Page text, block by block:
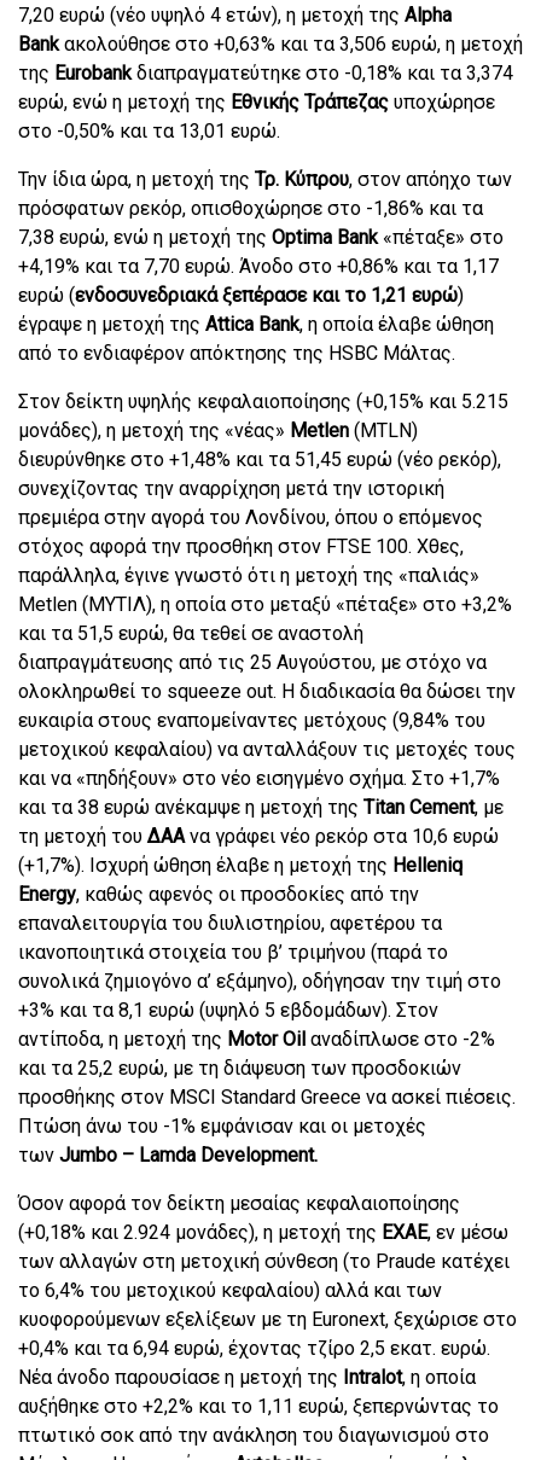
7,20 ευρώ (νέο υψηλό 4 ετών), η μετοχή της Alpha
Bankακολούθησε στο +0,63% και τα 3,506 ευρώ, η μετοχή
της Eurobankδιαπραγματεύτηκε στο -0,18% και τα 3,374
ευρώ, ενώ η μετοχή της Εθνικής Τράπεζας υποχώρησε
στο -0,50% και τα 13,01 ευρώ.
Την ίδια ώρα, η μετοχή της Τρ. Κύπρου, στον απόηχο των
πρόσφατων ρεκόρ, οπισθοχώρησε στο -1,86% και τα
7,38 ευρώ, ενώ η μετοχή της Optima Bank«πέταξε» στο
+4,19% και τα 7,70 ευρώ. Άνοδο στο +0,86% και τα 1,17
ευρώ (ενδοσυνεδριακά ξεπέρασε και το 1,21 ευρώ)
έγραψε η μετοχή της Attica Bank, η οποία έλαβε ώθηση
από το ενδιαφέρον απόκτησης της HSBC Μάλτας.
Στον δείκτη υψηλής κεφαλαιοποίησης (+0,15% και 5.215
μονάδες), η μετοχή της «νέας» Metlen (MTLN)
διευρύνθηκε στο +1,48% και τα 51,45 ευρώ (νέο ρεκόρ),
συνεχίζοντας την αναρρίχηση μετά την ιστορική
πρεμιέρα στην αγορά του Λονδίνου, όπου ο επόμενος
στόχος αφορά την προσθήκη στον FTSE 100. Χθες,
παράλληλα, έγινε γνωστό ότι η μετοχή της «παλιάς»
Metlen (ΜΥΤΙΛ), η οποία στο μεταξύ «πέταξε» στο +3,2%
και τα 51,5 ευρώ, θα τεθεί σε αναστολή
διαπραγμάτευσης από τις 25 Αυγούστου, με στόχο να
ολοκληρωθεί το squeeze out. Η διαδικασία θα δώσει την
ευκαιρία στους εναπομείναντες μετόχους (9,84% του
μετοχικού κεφαλαίου) να ανταλλάξουν τις μετοχές τους
και να «πηδήξουν» στο νέο εισηγμένο σχήμα. Στο +1,7%
και τα 38 ευρώ ανέκαμψε η μετοχή της Titan Cement, με
τη μετοχή τουΔΑΑνα γράφει νέο ρεκόρ στα 10,6 ευρώ
(+1,7%). Ισχυρή ώθηση έλαβε η μετοχή της Helleniq
Energy, καθώς αφενός οι προσδοκίες από την
επαναλειτουργία του διυλιστηρίου, αφετέρου τα
ικανοποιητικά στοιχεία του β’ τριμήνου (παρά το
συνολικά ζημιογόνο α’ εξάμηνο), οδήγησαν την τιμή στο
+3% και τα 8,1 ευρώ (υψηλό 5 εβδομάδων). Στον
αντίποδα, η μετοχή της Motor Oil αναδίπλωσε στο -2%
και τα 25,2 ευρώ, με τη διάψευση των προσδοκιών
προσθήκης στον MSCI Standard Greece να ασκεί πιέσεις.
Πτώση άνω του -1% εμφάνισαν και οι μετοχές
των Jumbo – Lamda Development.
Όσον αφορά τον δείκτη μεσαίας κεφαλαιοποίησης
(+0,18% και 2.924 μονάδες), η μετοχή της ΕΧΑΕ, εν μέσω
των αλλαγών στη μετοχική σύνθεση (το Praude κατέχει
το 6,4% του μετοχικού κεφαλαίου) αλλά και των
κυοφορούμενων εξελίξεων με τη Euronext, ξεχώρισε στο
+0,4% και τα 6,94 ευρώ, έχοντας τζίρο 2,5 εκατ. ευρώ.
Νέα άνοδο παρουσίασε η μετοχή της Intralot, η οποία
αυξήθηκε στο +2,2% και το 1,11 ευρώ, ξεπερνώντας το
πτωτικό σοκ από την ανάκληση του διαγωνισμού στο